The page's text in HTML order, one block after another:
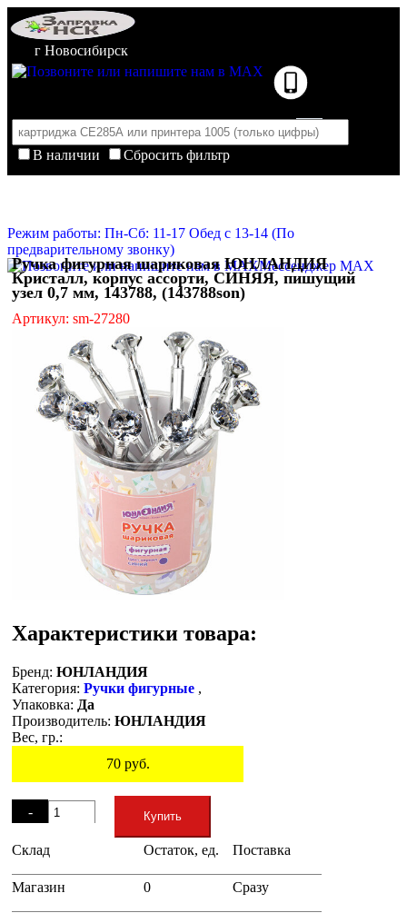
г Новосибирск
В наличии
Сбросить фильтр
Корзина пуста
Режим работы: Пн-Сб: 11-17 Обед с 13-14 (По
предварительному звонку)
Мессенджер MAX
Ручка фигурная шариковая ЮНЛАНДИЯ
Кристалл, корпус ассорти, СИНЯЯ, пишущий
узел 0,7 мм, 143788, (143788son)
Артикул: sm-27280
Характеристики товара:
Бренд: ЮНЛАНДИЯ
Категория: Ручки фигурные ,
Упаковка: Да
Производитель: ЮНЛАНДИЯ
Вес, гр.:
70руб.
-
+
Купить
Склад Остаток, ед. Поставка
Магазин 0 Сразу